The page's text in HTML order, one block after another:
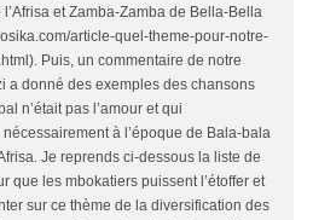
et Zamba-Zamba de Bella-Bella
article-quel-theme-pour-notre-
Puis, un commentaire de notre
a donné des exemples des chansons
n’était pas l’amour et qui
à l’époque de Bala-bala
Je reprends ci-dessous la liste de
que les mbokatiers puissent l’étoffer et
sur ce thème de la diversification des